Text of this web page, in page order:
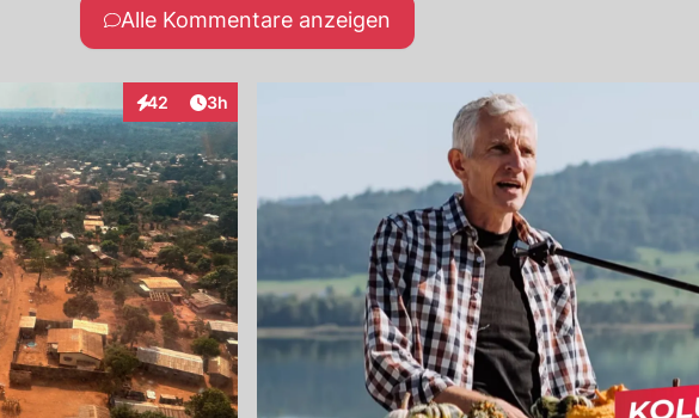
Alle Kommentare anzeigen
42
InteraktionenArtikel veröffentlicht:
3h